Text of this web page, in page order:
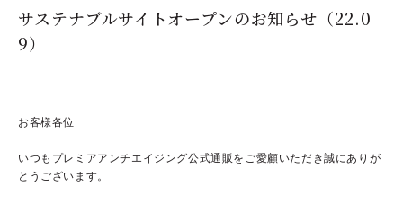
オールインワン
化粧水
サステナブルサイトオープンのお知らせ（22.0
9）
お客様各位
いつもプレミアアンチエイジング公式通販をご愛顧いただき誠にありが
とうございます。